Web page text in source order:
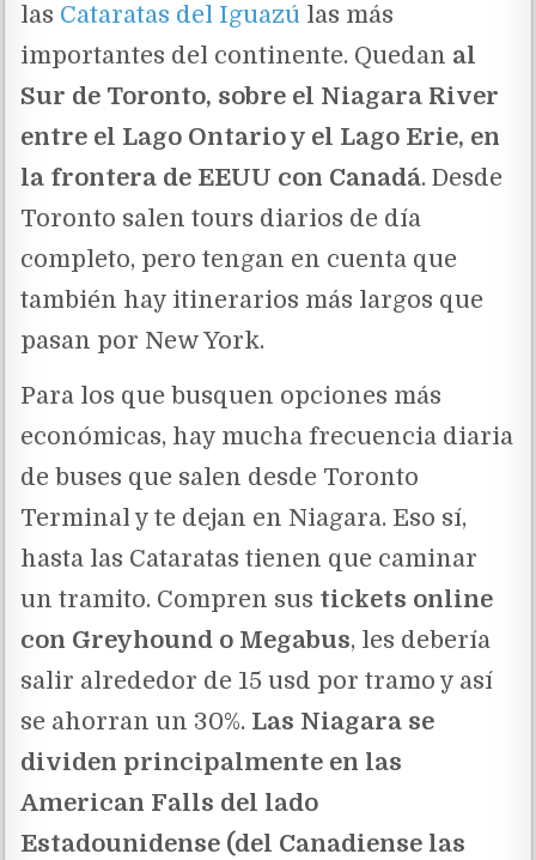
las Cataratas del Iguazú las más
importantes del continente. Quedan al
Sur de Toronto, sobre el Niagara River
entre el Lago Ontario y el Lago Erie, en
la frontera de EEUU con Canadá. Desde
Toronto salen tours diarios de día
completo, pero tengan en cuenta que
también hay itinerarios más largos que
pasan por New York.
Para los que busquen opciones más
económicas, hay mucha frecuencia diaria
de buses que salen desde Toronto
Terminal y te dejan en Niagara. Eso sí,
hasta las Cataratas tienen que caminar
un tramito. Compren sus tickets online
con Greyhound o Megabus, les debería
salir alrededor de 15 usd por tramo y así
se ahorran un 30%. Las Niagara se
dividen principalmente en las
American Falls del lado
Estadounidense (del Canadiense las